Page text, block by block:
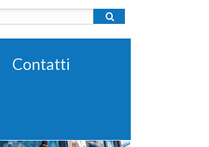
Contatti